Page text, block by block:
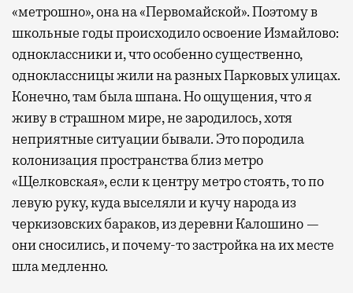
«метрошно», она на «Первомайской». Поэтому в
школьные годы происходило освоение Измайлово:
одноклассники и, что особенно существенно,
одноклассницы жили на разных Парковых улицах.
Конечно, там была шпана. Но ощущения, что я
живу в страшном мире, не зародилось, хотя
неприятные ситуации бывали. Это породила
колонизация пространства близ метро
«Щелковская», если к центру метро стоять, то по
левую руку, куда выселяли и кучу народа из
черкизовских бараков, из деревни Калошино —
они сносились, и почему-то застройка на их месте
шла медленно.